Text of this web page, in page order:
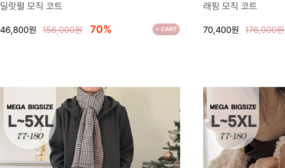
딜랏펄 모직 코트
46,800원 156,000원 70% + CART
래핑 모직 코트
70,400원 176,000원